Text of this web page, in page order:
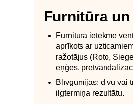
Furnitūra
Furnitūra ietekmē
aprīkots ar
ražotājus (Roto,
eņģes,
Blīvgumijas: divu vai
ilgtermiņa rezultātu.